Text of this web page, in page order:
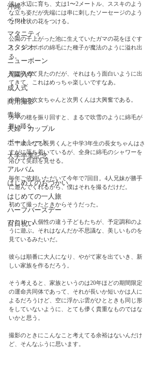
沖縄
ペット
マタニティ
スタジオ
ニューボーン
入園入学
成人式
商用撮影
青旅
夫婦・カップル
ポートレート
大学卒業記念
アルバム
はじめてのおつかい
はじめての一人旅
ハーフバースデー
百日祝い
浅い水辺に育ち、丈は1〜2メートル、ススキのよう
な立ち姿だが先端には串に刺したソーセージのよう
な円柱状の花をつける。
公園の干上がった池に生えていたガマの花をほぐす
と、タンポポの綿毛にた種子が魔法のように溢れ出
る。
僕は初めて見たのだが、それはもう面白いように出
てきて、これはめっちゃ楽しいですなあ。
小学生の次女ちゃんと次男くんは大興奮である。
ガマの穂を振り回すと、まるで吹雪のように綿毛が
舞い踊る。
二十歳になる長男くんと中学3年生の長女ちゃんはさ
すがに落ち着いているが、全身に綿毛のシャワーを
浴びて笑顔を見せる。
毎年ご依頼いただいて今年で7回目。4人兄妹が勝手
に遊んでくれるから、僕はそれを撮るだけだ。
初めて撮ったときからそうだった。
ひとり一人個性の違う子どもたちが、予定調和のよ
うに遊ぶ。それはなんだか不思議な、美しいものを
見ているみたいだ。
彼らは順番に大人になり、やがて家を出ていき、新
しい家族を作るだろう。
そう考えると、家族というのは20年ほどの期間限定
の運命共同体であって、それが長いか短いかは人に
よるだろうけど、空に浮かぶ雲がひとときも同じ形
をしていないように、とても儚く貴重なものではな
いかと思う。
撮影のときにこんなこと考えてる余裕はないんだけ
ど、そんなふうに思います。